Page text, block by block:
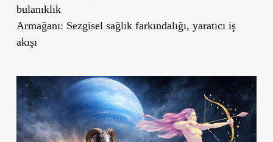
bulanıklık
Armağanı: Sezgisel sağlık farkındalığı, yaratıcı iş
akışı